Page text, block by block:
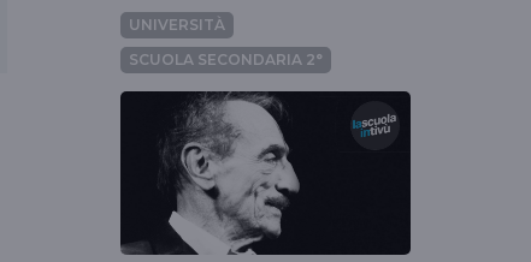
UNIVERSITÀ
SCUOLA SECONDARIA 2°